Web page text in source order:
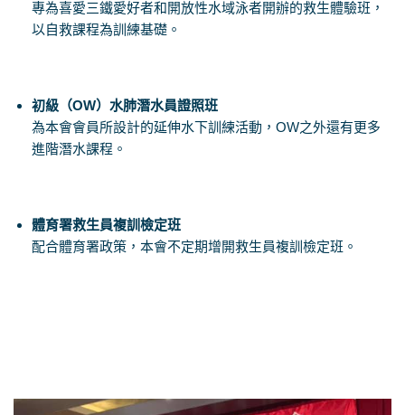
專為喜愛三鐵愛好者和開放性水域泳者開辦的救生體驗班，
以自救課程為訓練基礎。
初級（OW）水肺潛水員證照班
為本會會員所設計的延伸水下訓練活動，OW之外還有更多
進階潛水課程。
體育署救生員複訓檢定班
配合體育署政策，本會不定期增開救生員複訓檢定班。